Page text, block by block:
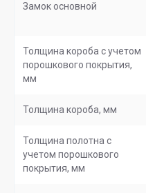
Замок основной
Толщина короба с учетом
порошкового покрытия,
мм
Толщина короба, мм
Толщина полотна с
учетом порошкового
покрытия, мм